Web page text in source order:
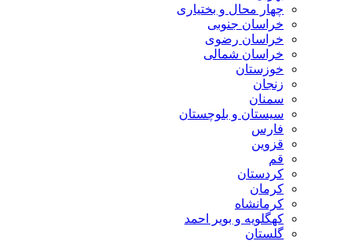
چهار محال و بختیاری
خراسان جنوبی
خراسان رضوی
خراسان شمالی
خوزستان
زنجان
سمنان
سیستان و بلوچستان
فارس
قزوین
قم
کردستان
کرمان
کرمانشاه
کهگلویه و بویر احمد
گلستان